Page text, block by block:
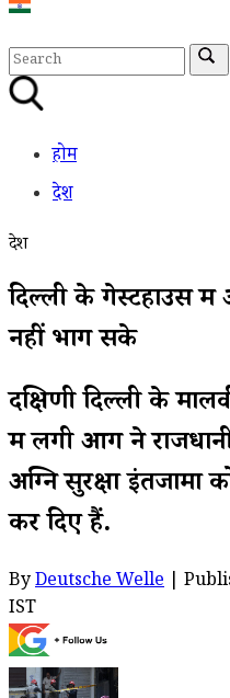
होम
देश
देश
दिल्ली के गेस्टहाउस
नहीं भाग सके
दक्षिणी दिल्ली के
में लगी आग ने
अग्नि सुरक्षा
कर दिए हैं.
ByDeutsche Welle |
IST